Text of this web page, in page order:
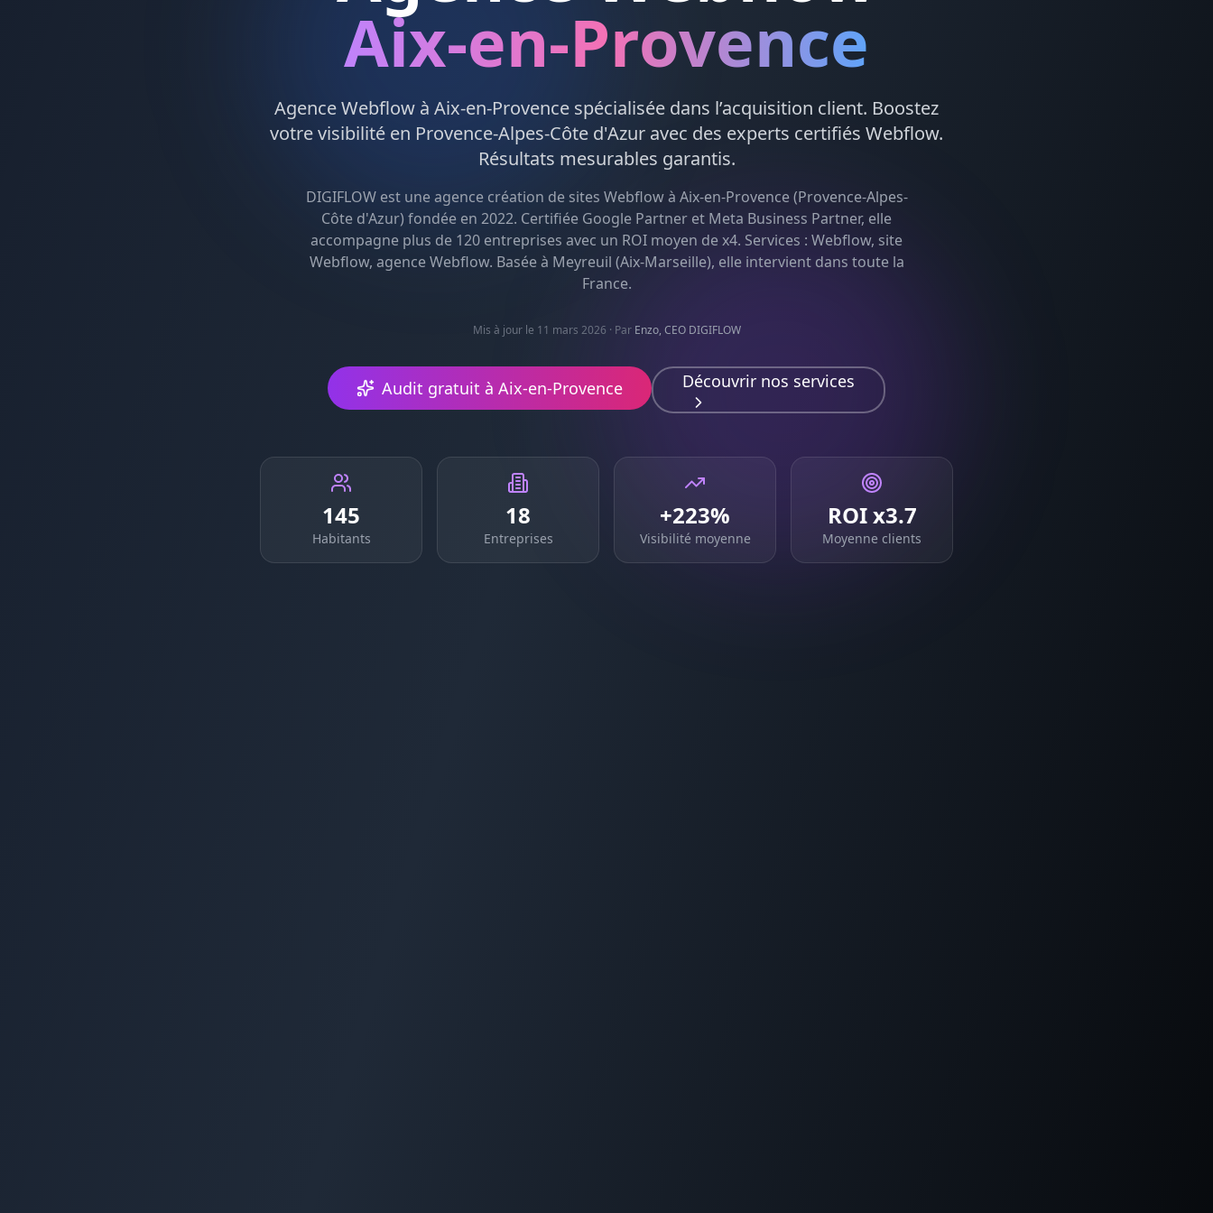
Aix-en-Provence
AgenceWebflow à Aix-en-Provence spécialisée dans l’acquisition client. Boostez
votre visibilité en Provence-Alpes-Côte d'Azur avec des experts certifiés Webflow.
Résultats mesurables garantis.
DIGIFLOW est une agence création de sites Webflowà Aix-en-Provence(Provence-Alpes-
Côte d'Azur) fondée en 2022. Certifiée Google Partner et Meta Business Partner, elle
accompagne plus de 120 entreprises avec un ROI moyen de x4. Services : Webflow, site
Webflow, agence Webflow. Basée à Meyreuil (Aix-Marseille), elle intervient dans toute la
France.
Mis à jour le 11 mars 2026 · Par Enzo, CEO DIGIFLOW
Audit gratuit à Aix-en-Provence Découvrir nos services
145
Habitants
18
Entreprises
+223%
Visibilité moyenne
ROI x3.7
Moyenne clients